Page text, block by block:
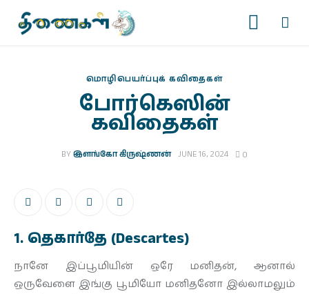
இதழ்கள்
தொடர்கள்
காணொளிகள்
மொழிபெயர்ப்புக் கவிதைகள்
போர்கெஸின்
கவிதைகள்
BY இளங்கோ கிருஷ்ணன் JUNE 16, 2024 0
1. தெகார்தே (Descartes)
நானே இப்பூமியின் ஒரே மனிதன், ஆனால்
ஒருவேளை இங்கு பூமியோ மனிதனோ இல்லாமலும்